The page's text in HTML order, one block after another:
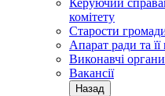
Керуючий
комітету
Старости
Апарат ради та
Виконавчі органи
Вакансії
Назад